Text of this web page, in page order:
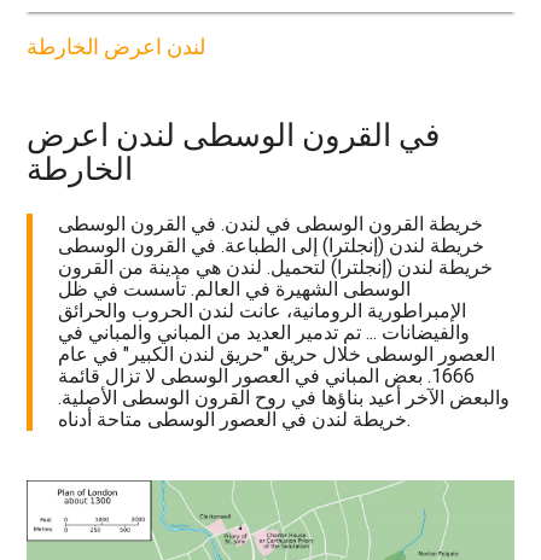
لندن اعرض الخارطة
في القرون الوسطى لندن اعرض
الخارطة
خريطة القرون الوسطى في لندن. في القرون الوسطى
خريطة لندن (إنجلترا) إلى الطباعة. في القرون الوسطى
خريطة لندن (إنجلترا) لتحميل. لندن هي مدينة من القرون
الوسطى الشهيرة في العالم. تأسست في ظل
الإمبراطورية الرومانية، عانت لندن الحروب والحرائق
والفيضانات ... تم تدمير العديد من المباني والمباني في
العصور الوسطى خلال حريق "حريق لندن الكبير" في عام
1666. بعض المباني في العصور الوسطى لا تزال قائمة
والبعض الآخر أعيد بناؤها في روح القرون الوسطى الأصلية.
خريطة لندن في العصور الوسطى متاحة أدناه.